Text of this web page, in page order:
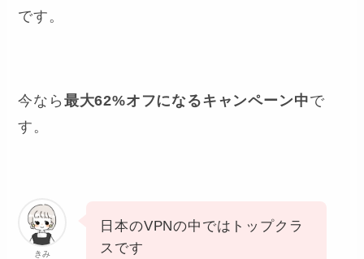
です。
今なら 最大62%オフになるキャンペーン中で
す。
きみ
日本のVPNの中ではトップクラ
スです